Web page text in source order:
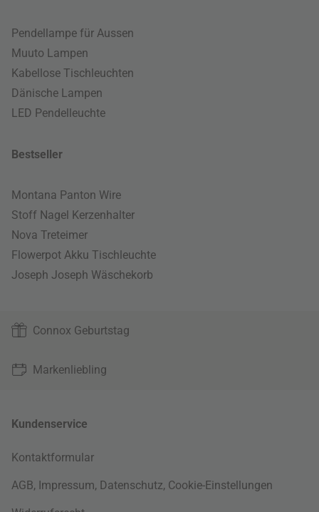
Pendellampe für Aussen
Muuto Lampen
Kabellose Tischleuchten
Dänische Lampen
LED Pendelleuchte
Bestseller
Montana Panton Wire
Stoff Nagel Kerzenhalter
Nova Treteimer
Flowerpot Akku Tischleuchte
Joseph Joseph Wäschekorb
Connox Geburtstag
Markenliebling
Kundenservice
Kontaktformular
AGB, Impressum, Datenschutz, Cookie-Einstellungen